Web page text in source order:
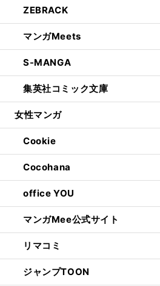
ZEBRACK
マンガMeets
S-MANGA
集英社コミック文庫
女性マンガ
Cookie
Cocohana
office YOU
マンガMee公式サイト
リマコミ
ジャンプTOON